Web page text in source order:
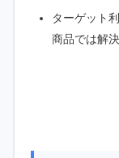
ターゲット
商品では解